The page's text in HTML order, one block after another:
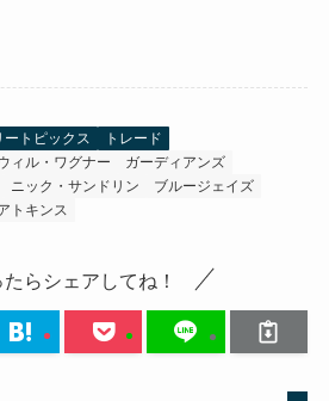
ートピックス
トレード
ィル・ワグナー
ガーディアンズ
ニック・サンドリン
ブルージェイズ
トキンス
たらシェアしてね！